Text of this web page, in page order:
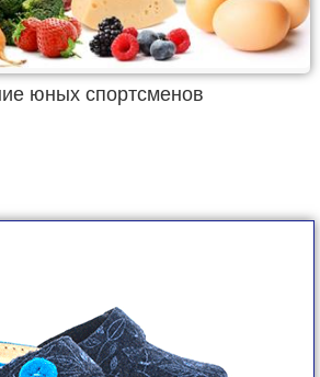
юных спортсменов